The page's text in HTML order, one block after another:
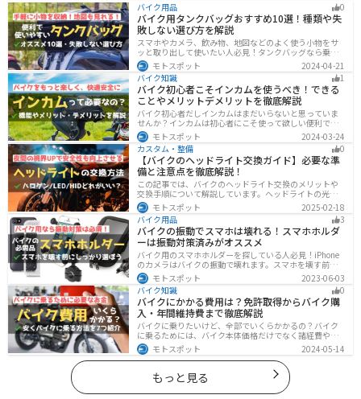
バイク用品 0
バイク用タンクバッグおすすめ10選！種類や失
敗しない選び方を解説
スマホやカメラ、飲み物、地図などのよく使う小物をサ
ッと取り出して使いたい人必見！タンクバッグなら乗車
中でも簡単に荷物を確認できます。脱着もマグネットや
吸盤でつけるだけで非常に簡単、しっかり固定したい人
はベルトを使うこともできます。
モトスポット
2024-04-21
バイク知識
1
バイク初心者こそインカムを使うべき！できる
ことやメリットデメリットを徹底解説
バイク初心者だしインカムはまだいらないと思っていま
せんか？インカムは初心者にこそ使って欲しい便利で安
全に運転するための機器です。インカムでできることや
メリットデメリットなどまとめましたので、気になって
いる人はぜひ参考にしてください。
モトスポット
2024-03-24
カスタム・整備
0
【バイクのヘッドライト交換ガイド】必要な準
備と注意点を徹底解説！
この記事では、バイクのヘッドライト交換のメリットや
交換手順について解説しています。ヘッドライトの光が
弱くなっていませんか？夜間の視界を改善するために
は、適切なヘッドライト交換が必要です。自分で交換す
る方法からショップに依頼する場合の費用までわかりや
すくお伝えします！
モトスポット
2025-02-18
バイク用品
3
バイクの振動でスマホは壊れる！スマホホルダ
ーは振動対策済みがオススメ
バイク用のスマホホルダーを探している人必見！iPhone
のカメラはバイクの振動で壊れます。スマホを壊す前
に、振動対策がされたスマホホルダーを使うようにしま
しょう。カメラを壊さないための4つの方法とオススメの
スマホホルダーを紹介します。
モトスポット
2023-06-03
バイク知識
0
バイクにかかる費用は？免許取得からバイク購
入・年間維持費まで徹底解説
バイクに乗りたいけど、全部でいくらかかるの？バイク
に乗るためには、バイク本体価格だけでなく諸経費や税
金、免許取得費用、ライディングギア、メンテナンス
代、駐車場代などの年間維持費もかかります。この記事
ではバイクに乗るための全ての費用をまとめました。ま
た、できるだけ安く抑えるコツも紹介するので参考にし
て下さい。
モトスポット 2024-05-14
もっと見る